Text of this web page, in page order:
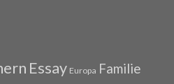
Essay Europa Familie